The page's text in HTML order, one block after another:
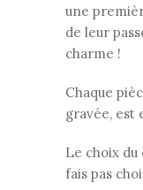
une
de leur
charme !
Chaque
gravée, est
Le choix
fais pas